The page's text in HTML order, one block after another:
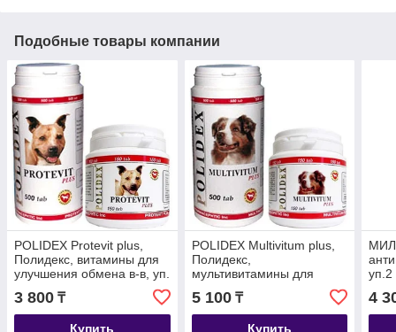
Подобные товары компании
POLIDEX Protevit plus,
Полидекс, витамины для
улучшения обмена в-в, уп.
150 табл
3 800 ₸
Купить
POLIDEX Multivitum plus,
Полидекс,
мультивитамины для
собак, уп. 150 табл.
5 100₸
Купить
уп.2
4